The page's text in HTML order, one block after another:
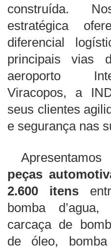
construída.
estratégica
diferencial
principais vias
aeroporto
Viracopos, a
seus clientes
e segurança nas
peças
2.600 itens
bomba
carcaça de
de óleo,